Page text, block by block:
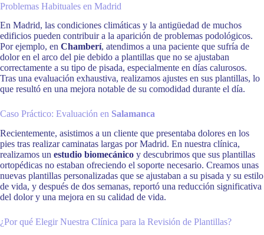
Problemas Habituales en Madrid
En Madrid, las condiciones climáticas y la antigüedad de muchos
edificios pueden contribuir a la aparición de problemas podológicos.
Por ejemplo, en Chamberí, atendimos a una paciente que sufría de
dolor en el arco del pie debido a plantillas que no se ajustaban
correctamente a su tipo de pisada, especialmente en días calurosos.
Tras una evaluación exhaustiva, realizamos ajustes en sus plantillas, lo
que resultó en una mejora notable de su comodidad durante el día.
Caso Práctico: Evaluación en Salamanca
Recientemente, asistimos a un cliente que presentaba dolores en los
pies tras realizar caminatas largas por Madrid. En nuestra clínica,
realizamos un estudio biomecánico y descubrimos que sus plantillas
ortopédicas no estaban ofreciendo el soporte necesario. Creamos unas
nuevas plantillas personalizadas que se ajustaban a su pisada y su estilo
de vida, y después de dos semanas, reportó una reducción significativa
del dolor y una mejora en su calidad de vida.
¿Por qué Elegir Nuestra Clínica para la Revisión de Plantillas?